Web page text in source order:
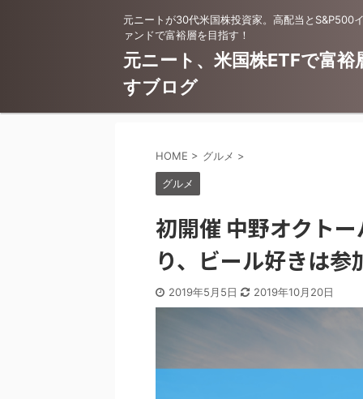
元ニートが30代米国株投資家。高配当とS&P500
ァンドで富裕層を目指す！
元ニート、米国株ETFで富裕
すブログ
HOME > グルメ >
グルメ
初開催 中野オクト
り、ビール好きは参
2019年5月5日 2019年10月20日